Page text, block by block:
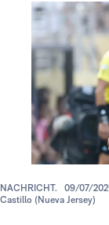
NACHRICHT. 09/07/
Castillo (Nueva Jersey)